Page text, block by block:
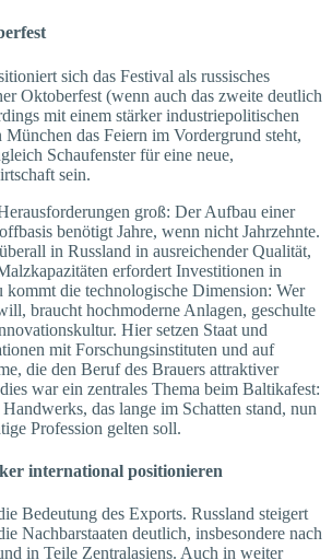
sich das Festival als russisches
Oktoberfest (wenn auch das zweite deutlich
mit einem stärker industriepolitischen
das Feiern im Vordergrund steht,
Schaufenster für eine neue,
sein.
groß: Der Aufbau einer
benötigt Jahre, wenn nicht Jahrzehnte.
in Russland in ausreichender Qualität,
erfordert Investitionen in
die technologische Dimension: Wer
braucht hochmoderne Anlagen, geschulte
Hier setzen Staat und
mit Forschungsinstituten und auf
die den Beruf des Brauers attraktiver
war ein zentrales Thema beim Baltikafest:
das lange im Schatten stand, nun
Profession gelten soll.
international positionieren
Bedeutung des Exports. Russland steigert
Nachbarstaaten deutlich, insbesondere nach
in Teile Zentralasiens. Auch in weiter